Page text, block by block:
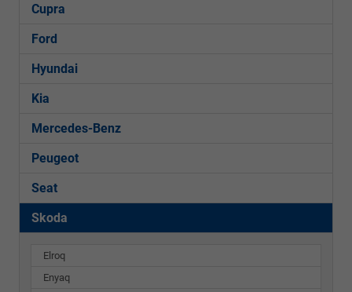
Cupra
Ford
Hyundai
Kia
Mercedes-Benz
Peugeot
Seat
Skoda
Elroq
Enyaq